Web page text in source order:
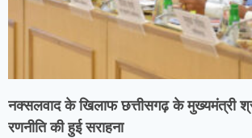
नक्सलवाद के खिलाफ छत्तीसगढ़ के मुख्यमंत्री
रणनीति की हुई सराहना